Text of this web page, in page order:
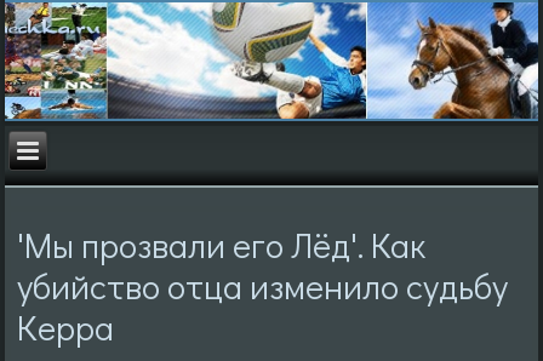
'Мы прозвали его Лёд'. Как
убийство отца изменило судьбу
Керра